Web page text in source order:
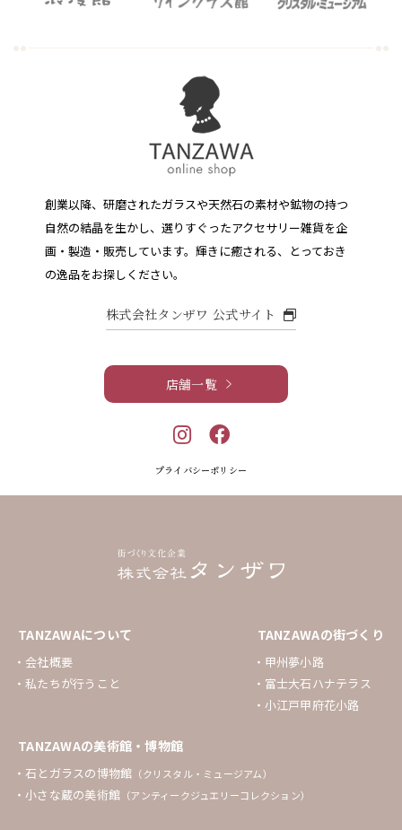
創業以降、研磨されたガラスや天然石の素材や鉱物の持つ
自然の結晶を生かし、選りすぐったアクセサリー雑貨を企
画・製造・販売しています。 輝きに癒される、とっておき
の逸品をお探しください。
株式会社タンザワ 公式サイト
店舗一覧
プライバシーポリシー
TANZAWAについて
会社概要
私たちが行うこと
TANZAWAの街づくり
甲州夢小路
富士大石ハナテラス
小江戸甲府花小路
TANZAWAの美術館・博物館
石とガラスの博物館 （クリスタル・ミュージアム）
小さな蔵の美術館 （アンティークジュエリーコレクション）